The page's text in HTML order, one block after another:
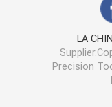
LA
Precision